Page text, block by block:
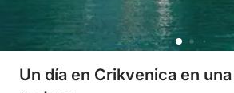
Un día en Crikvenica en